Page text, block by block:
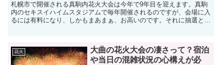
札幌市で開催される真駒内花火大会は今年で9年目を迎えます。真駒
内のセキスイハイムスタジアムで毎年開催されるのですが、会場に入
るには有料になり、しかもまあまぁ、お高いのです。それに抽選とき
花火
大曲の花火大会の凄さって？宿泊
や当日の混雑状況の心構えが必